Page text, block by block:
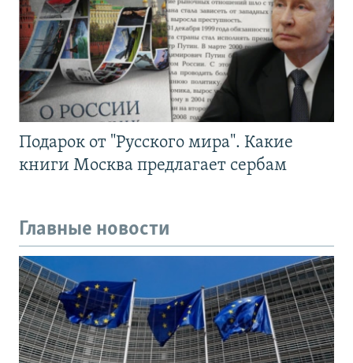
Подарок от "Русского мира". Какие
книги Москва предлагает сербам
Главные новости